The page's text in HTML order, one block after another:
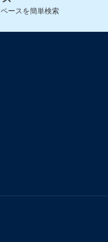
ースを簡単検索